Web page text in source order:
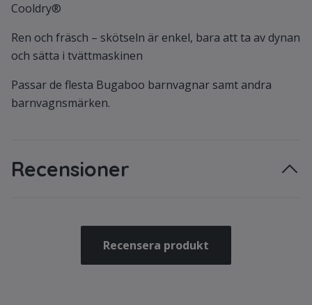
Cooldry®
Ren och fräsch – skötseln är enkel, bara att ta av dynan
och sätta i tvättmaskinen
Passar de flesta Bugaboo barnvagnar samt andra
barnvagnsmärken.
Recensioner
Recensera produkt